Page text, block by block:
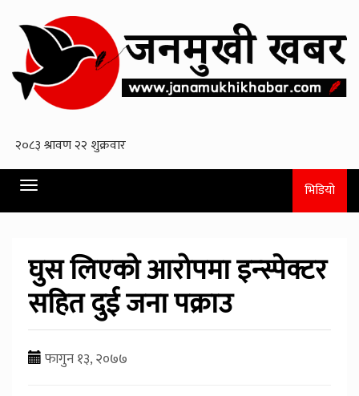
Toggle
navigation
भिडियो
घुस लिएको आरोपमा इन्स्पेक्टर
सहित दुई जना पक्राउ
फागुन १३, २०७७